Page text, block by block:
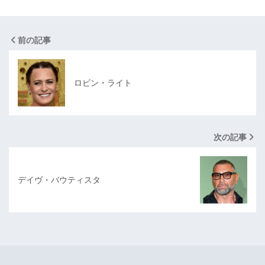
前の記事
ロビン・ライト
次の記事
デイヴ・バウティスタ